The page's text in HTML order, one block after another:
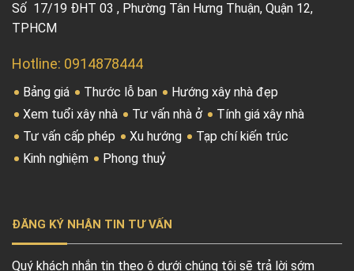
Số 17/19 ĐHT 03 , Phường Tân Hưng Thuận, Quận 12,
TPHCM
Hotline: 0914878444
Bảng giá Thước lỗ ban
Hướng xây nhà đẹp
Xem tuổi xây nhà
Tư vấn nhà ở
Tính giá xây nhà
Tư vấn cấp phép
Xu hướng
Tạp chí kiến trúc
Kinh nghiệm
Phong thuỷ
ĐĂNG KÝ NHẬN TIN TƯ VẤN
Quý khách nhắn tin theo ô dưới chúng tôi sẽ trả lời sớm